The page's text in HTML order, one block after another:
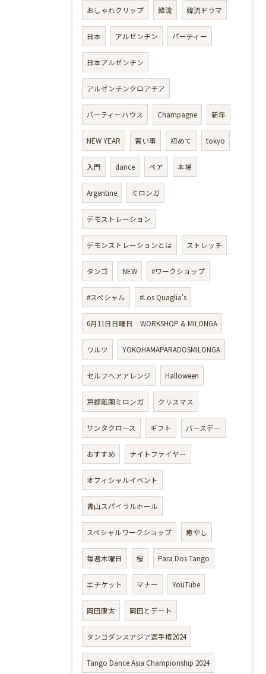
おしゃれクリップ 韓流 韓流ドラマ
日本 アルゼンチン パーティー
日本アルゼンチン
アルゼンチンクロアチア
パーティーハウス Champagne 新年
NEW YEAR 習い事 初めて tokyo
入門 dance ペア 本場
Argentine ミロンガ
デモストレーション
デモンストレーションとは ストレッチ
タンゴ NEW #ワークショップ
#スペシャル #Los Quaglia's
6月11日日曜日 WORKSHOP & MILONGA
ワルツ YOKOHAMAPARADOSMILONGA
セルフヘアアレンジ Halloween
京都祇園ミロンガ クリスマス
サンタクロース ギフト バースデー
おすすめ ナイトファイヤー
オフィシャルイベント
青山スパイラルホール
スペシャルワークショップ 癒やし
毎週木曜日 桜 Para Dos Tango
エチケット マナー YouTube
岡田康太 岡田とデート
タンゴダンスアジア選手権2024
Tango Dance Asia Championship 2024